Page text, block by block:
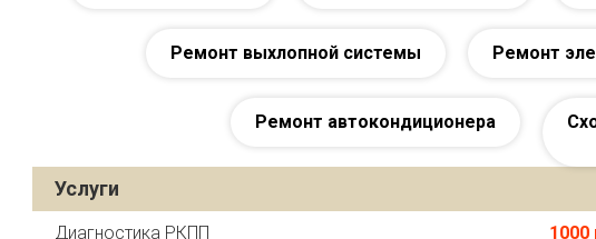
Ремонт выхлопной системы Ремонт
Ремонт автокондиционера
Услуги
Диагностика РКПП 1000